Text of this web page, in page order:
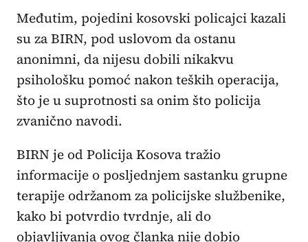
Međutim, pojedini kosovski policajci kazali
su za BIRN, pod uslovom da ostanu
anonimni, da nijesu dobili nikakvu
psihološku pomoć nakon teških operacija,
što je u suprotnosti sa onim što policija
zvanično navodi.
BIRN je od Policija Kosova tražio
informacije o posljednjem sastanku grupne
terapije održanom za policijske službenike,
kako bi potvrdio tvrdnje, ali do
objavljivanja ovog članka nije dobio